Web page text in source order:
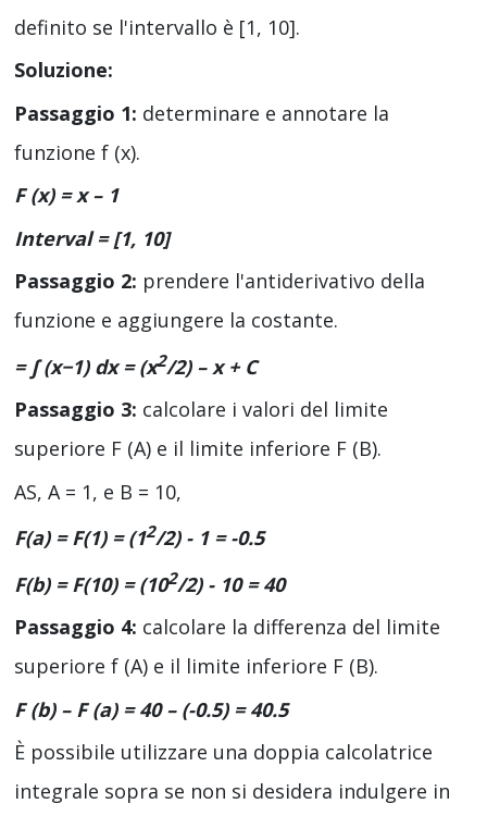
definito se l'intervallo è [1, 10].
Soluzione:
Passaggio 1: determinare e annotare la
funzione f (x).
F (x) = x – 1
Interval = [1, 10]
Passaggio 2: prendere l'antiderivativo della
funzione e aggiungere la costante.
= ∫ (x−1) dx = (x2/2) – x + C
Passaggio 3: calcolare i valori del limite
superiore F (A) e il limite inferiore F (B).
AS, A = 1, e B = 10,
F(a) = F(1) = (12/2)- 1 = -0.5
F(b) = F(10) = (102/2)- 10 = 40
Passaggio 4: calcolare la differenza del limite
superiore f (A) e il limite inferiore F (B).
F (b) – F (a) = 40 – (-0.5) = 40.5
È possibile utilizzare una doppia calcolatrice
integrale sopra se non si desidera indulgere in